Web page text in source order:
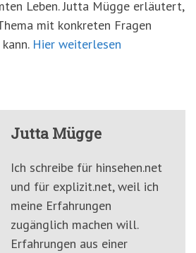
Leben. Jutta Mügge erläutert,
mit konkreten Fragen
Hier weiterlesen
Jutta Mügge
Ich schreibe für hinsehen.net
und für explizit.net, weil ich
meine Erfahrungen
zugänglich machen will.
Erfahrungen aus einer